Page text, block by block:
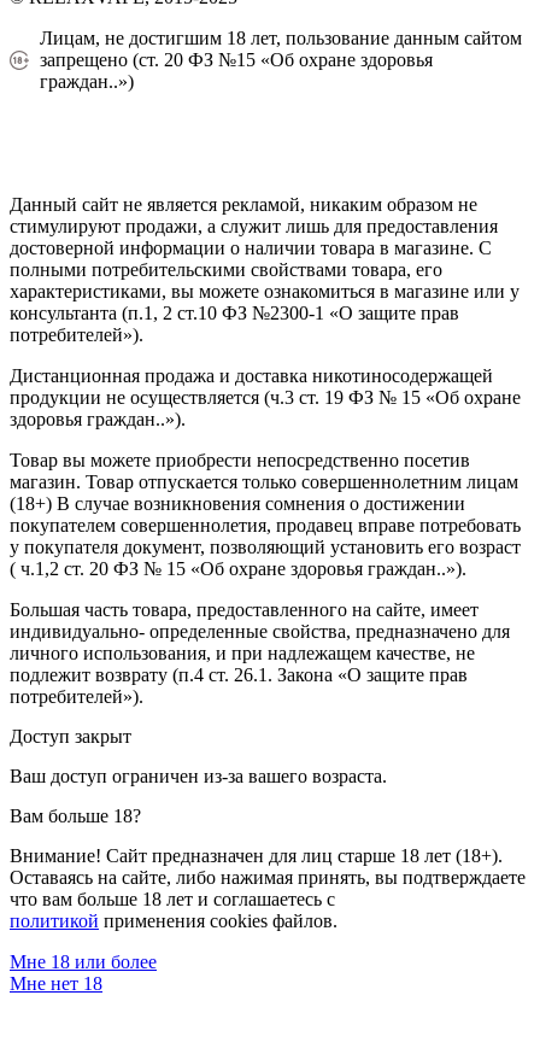
Лицам, не достигшим 18 лет, пользование данным сайтом
запрещено (ст. 20 ФЗ №15 «Об охране здоровья
граждан..»)
Данный сайт не является рекламой, никаким образом не
стимулируют продажи, а служит лишь для предоставления
достоверной информации о наличии товара в магазине. С
полными потребительскими свойствами товара, его
характеристиками, вы можете ознакомиться в магазине или у
консультанта (п.1, 2 ст.10 ФЗ №2300-1 «О защите прав
потребителей»).
Дистанционная продажа и доставка никотиносодержащей
продукции не осуществляется (ч.3 ст. 19 ФЗ № 15 «Об охране
здоровья граждан..»).
Товар вы можете приобрести непосредственно посетив
магазин. Товар отпускается только совершеннолетним лицам
(18+) В случае возникновения сомнения о достижении
покупателем совершеннолетия, продавец вправе потребовать
у покупателя документ, позволяющий установить его возраст
( ч.1,2 ст. 20 ФЗ № 15 «Об охране здоровья граждан..»).
Большая часть товара, предоставленного на сайте, имеет
индивидуально- определенные свойства, предназначено для
личного использования, и при надлежащем качестве, не
подлежит возврату (п.4 ст. 26.1. Закона «О защите прав
потребителей»).
Доступ закрыт
Ваш доступ ограничен из-за вашего возраста.
Вам больше 18?
Внимание! Сайт предназначен для лиц старше 18 лет (18+).
Оставаясь на сайте, либо нажимая принять, вы подтверждаете
что вам больше 18 лет и соглашаетесь с
политикой применения cookies файлов.
Мне 18 или более
Мне нет 18